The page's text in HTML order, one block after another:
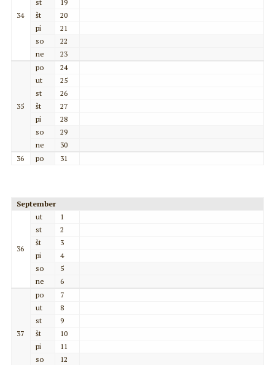
34
st
19
št
20
pi
21
so
22
ne
23
35
po
24
ut
25
st
26
št
27
pi
28
so
29
ne
30
36
po 31
September
36
ut
1
st
2
št
3
pi
4
so
5
ne
6
37
po
7
ut
8
st
9
št
10
pi
11
so
12